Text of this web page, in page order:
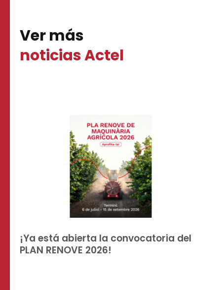
Ver más
noticias Actel
¡Ya está abierta la convocatoria del
PLAN RENOVE 2026!